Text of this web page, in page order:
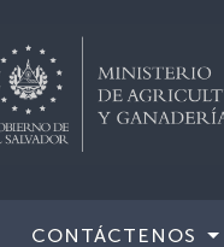
CONTÁCTENOS